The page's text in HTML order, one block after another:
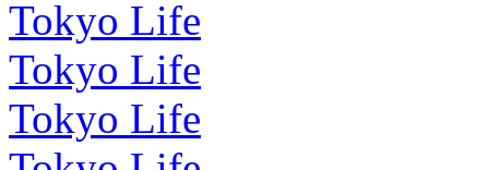
Tokyo Life
Tokyo Life
Tokyo Life